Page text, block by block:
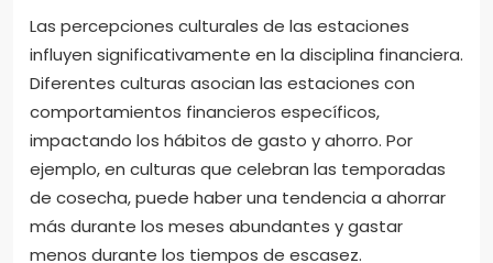
Las percepciones culturales de las estaciones
influyen significativamente en la disciplina financiera.
Diferentes culturas asocian las estaciones con
comportamientos financieros específicos,
impactando los hábitos de gasto y ahorro. Por
ejemplo, en culturas que celebran las temporadas
de cosecha, puede haber una tendencia a ahorrar
más durante los meses abundantes y gastar
menos durante los tiempos de escasez.